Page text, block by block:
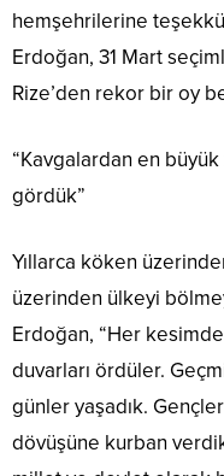
hemşehrilerine
Erdoğan, 31 Mart
Rize’den rekor bir oy
“Kavgalardan en
gördük”
Yıllarca köken
üzerinden ülkeyi
Erdoğan, “Her
duvarları ördüler.
günler yaşadık.
dövüşüne kurban